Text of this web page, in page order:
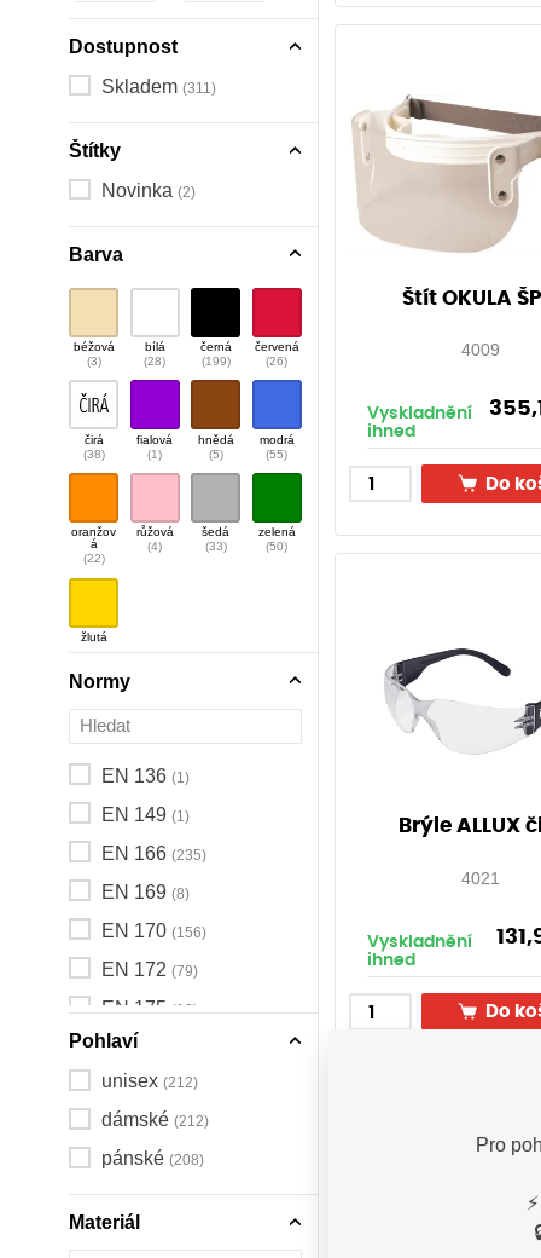
Dostupnost
Skladem (311)
Štítky
Novinka (2)
Barva
béžová
(3)
bílá
(28)
černá
(199)
červená
(26)
čirá
(38)
fialová
(1)
hnědá
(5)
modrá
(55)
oranžov
á
(22)
růžová
(4)
šedá
(33)
zelená
(50)
žlutá
(29)
Normy
EN 136 (1)
EN 149 (1)
EN 166 (235)
EN 169 (8)
EN 170 (156)
EN 172 (79)
EN 175 (10)
EN 207
EN 208 (1)
EN 352 (4)
EN 379 (3)
EN 397
Pohlaví
unisex (212)
dámské (212)
pánské (208)
Materiál
Štít OKULA
4009
Vyskladnění
ihned
Do
Brýle ALLUX
4021
Vyskladnění
ihned
Do
Pro